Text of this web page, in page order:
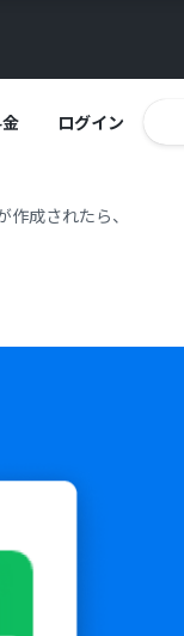
ログイン
成されたら、